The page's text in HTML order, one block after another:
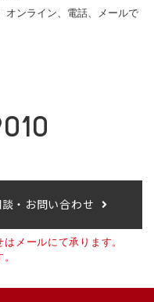
オンライン、電話、メールで
・お問い合わせ
メールにて承ります。